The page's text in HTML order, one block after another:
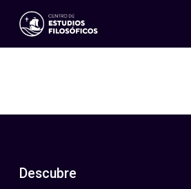
Eventos
ES
EN
Descubre